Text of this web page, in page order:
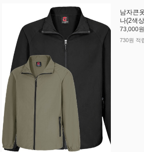
남자큰
나(2색
73,000원
730원 적